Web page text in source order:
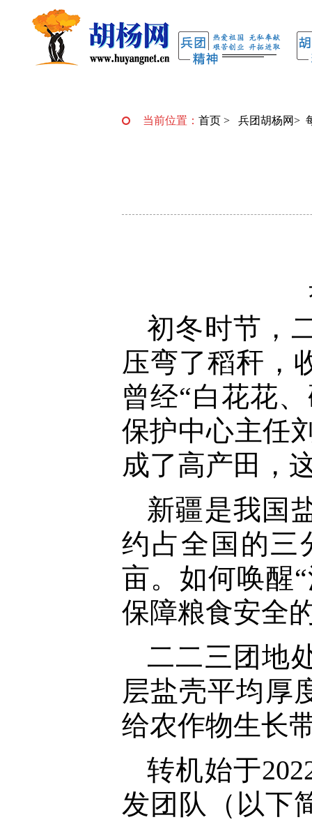
当前位置： 首页 > 兵团胡杨网>
初冬时节，
压弯了稻秆，
曾经“白花花
保护中心主任
成了高产田，
新疆是我国
约占全国的三
亩。如何唤醒
保障粮食安全
二二三团地
层盐壳平均厚
给农作物生长
转机始于
发团队（以下